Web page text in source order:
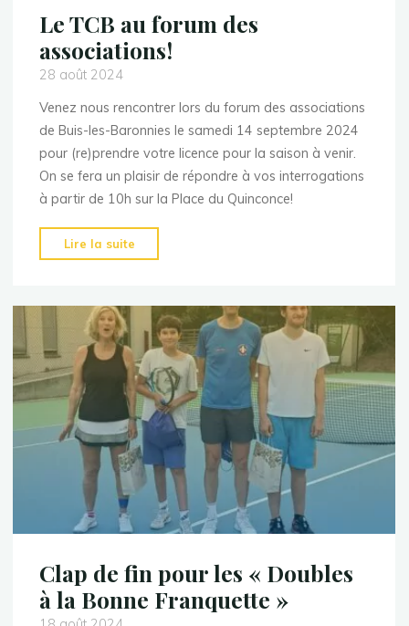
Le TCB au forum des
associations!
28 août 2024
Venez nous rencontrer lors du forum des associations
de Buis-les-Baronnies le samedi 14 septembre 2024
pour (re)prendre votre licence pour la saison à venir.
On se fera un plaisir de répondre à vos interrogations
à partir de 10h sur la Place du Quinconce!
Lire la suite
TCB
forum
des
associations!"
Clap de fin pour les « Doubles
à la Bonne Franquette »